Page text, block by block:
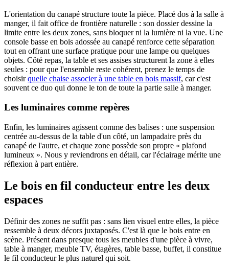
L'orientation du canapé structure toute la pièce. Placé dos à la salle à
manger, il fait office de frontière naturelle : son dossier dessine la
limite entre les deux zones, sans bloquer ni la lumière ni la vue. Une
console basse en bois adossée au canapé renforce cette séparation
tout en offrant une surface pratique pour une lampe ou quelques
objets. Côté repas, la table et ses assises structurent la zone à elles
seules : pour que l'ensemble reste cohérent, prenez le temps de
choisirquelle chaise associer à une table en bois massif, car c'est
souvent ce duo qui donne le ton de toute la partie salle à manger.
Les luminaires comme repères
Enfin, les luminaires agissent comme des balises : une suspension
centrée au-dessus de la table d'un côté, un lampadaire près du
canapé de l'autre, et chaque zone possède son propre « plafond
lumineux ». Nous y reviendrons en détail, car l'éclairage mérite une
réflexion à part entière.
Le bois en fil conducteur entre les deux
espaces
Définir des zones ne suffit pas : sans lien visuel entre elles, la pièce
ressemble à deux décors juxtaposés. C'est là que le bois entre en
scène. Présent dans presque tous les meubles d'une pièce à vivre,
table à manger, meuble TV, étagères, table basse, buffet, il constitue
le fil conducteur le plus naturel qui soit.